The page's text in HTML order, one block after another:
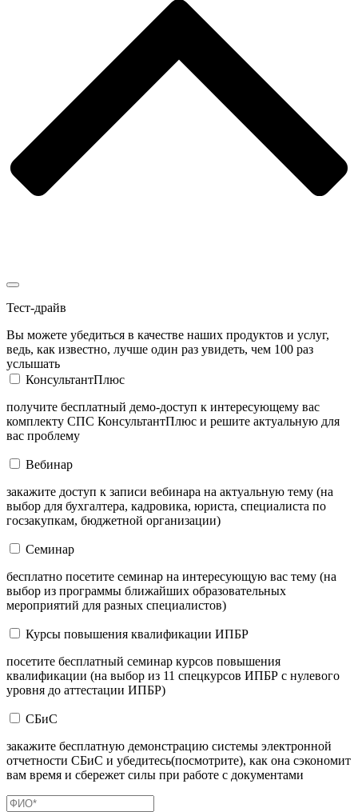
Тест-драйв
Вы можете убедиться в качестве наших продуктов и услуг,
ведь, как известно, лучше один раз увидеть, чем 100 раз
услышать
КонсультантПлюс
получите бесплатный демо-доступ к интересующему вас
комплекту СПС КонсультантПлюс и решите актуальную для
вас проблему
Вебинар
закажите доступ к записи вебинара на актуальную тему (на
выбор для бухгалтера, кадровика, юриста, специалиста по
госзакупкам, бюджетной организации)
Семинар
бесплатно посетите семинар на интересующую вас тему (на
выбор из программы ближайших образовательных
мероприятий для разных специалистов)
Курсы повышения квалификации ИПБР
посетите бесплатный семинар курсов повышения
квалификации (на выбор из 11 спецкурсов ИПБР с нулевого
уровня до аттестации ИПБР)
СБиС
закажите бесплатную демонстрацию системы электронной
отчетности СБиС и убедитесь(посмотрите), как она сэкономит
вам время и сбережет силы при работе с документами